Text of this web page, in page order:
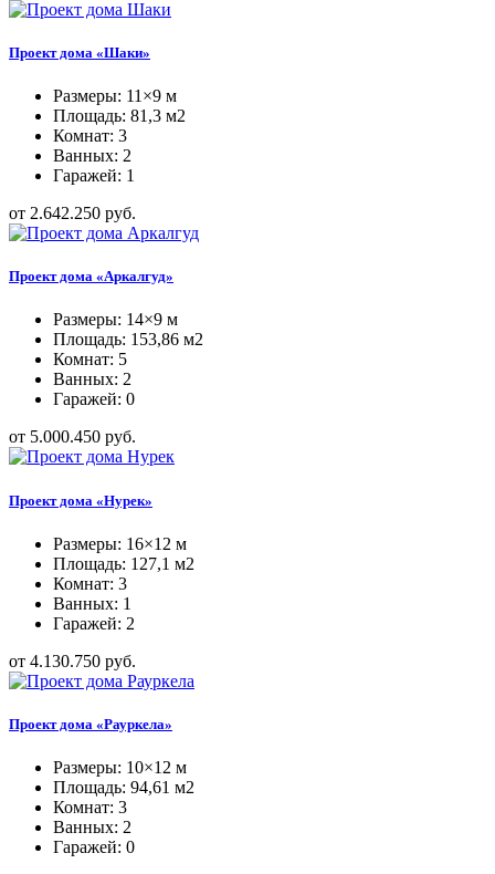
Проект дома «Шаки»
Размеры: 11×9 м
Площадь: 81,3 м2
Комнат: 3
Ванных: 2
Гаражей: 1
от 2.642.250 руб.
Проект дома «Аркалгуд»
Размеры: 14×9 м
Площадь: 153,86 м2
Комнат: 5
Ванных: 2
Гаражей: 0
от 5.000.450 руб.
Проект дома «Нурек»
Размеры: 16×12 м
Площадь: 127,1 м2
Комнат: 3
Ванных: 1
Гаражей: 2
от 4.130.750 руб.
Проект дома «Рауркела»
Размеры: 10×12 м
Площадь: 94,61 м2
Комнат: 3
Ванных: 2
Гаражей: 0